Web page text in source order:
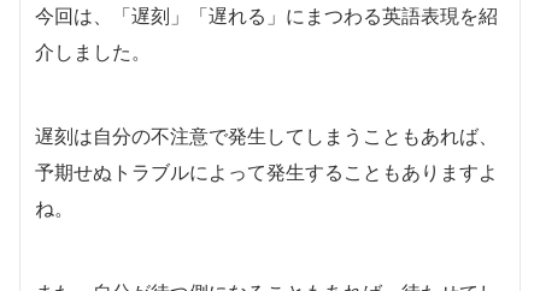
今回は、「遅刻」「遅れる」にまつわる英語表現を紹
介しました。
遅刻は自分の不注意で発生してしまうこともあれば、
予期せぬトラブルによって発生することもありますよ
ね。